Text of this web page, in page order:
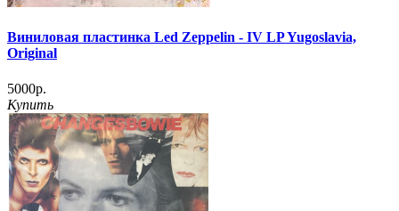
Виниловая пластинка Led Zeppelin - IV LP Yugoslavia,
Original
5000р.
Купить